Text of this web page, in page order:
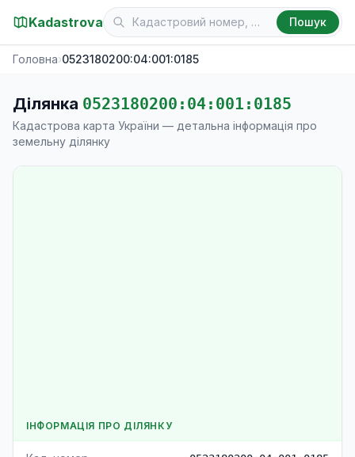
Kadastrova Пошук
Головна›0523180200:04:001:0185
Ділянка 0523180200:04:001:0185
Кадастрова карта України — детальна інформація про
земельну ділянку
ІНФОРМАЦІЯ ПРО ДІЛЯНКУ